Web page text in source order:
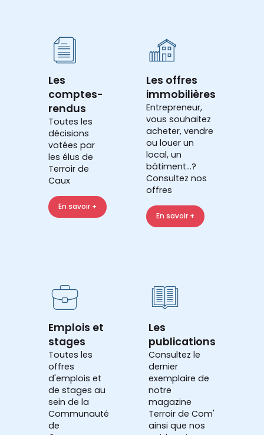
Les
comptes-
rendus
Toutes les
décisions
votées par
les élus de
Terroir de
Caux
En savoir +
Les offres
immobilières
Entrepreneur,
vous souhaitez
acheter, vendre
ou louer un
local, un
bâtiment...?
Consultez nos
offres
En savoir +
Emplois et
stages
Toutes les
offres
d'emplois et
de stages au
sein de la
Communauté
de
Les
publications
Consultez le
dernier
exemplaire de
notre
magazine
Terroir de Com'
ainsi que nos